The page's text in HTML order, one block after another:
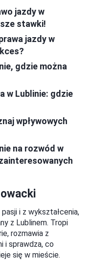
jazdy w
stawki!
jazdy w
gdzie można
w Lublinie: gdzie
wpływowych
na rozwód w
i z wykształcenia,
z Lublinem. Tropi
rozmawia z
i sprawdza, co
się w mieście.